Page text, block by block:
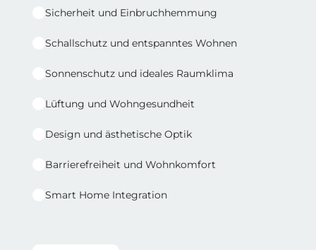
Sicherheit und Einbruchhemmung
Schallschutz und entspanntes Wohnen
Sonnenschutz und ideales Raumklima
Lüftung und Wohngesundheit
Design und ästhetische Optik
Barrierefreiheit und Wohnkomfort
Smart Home Integration